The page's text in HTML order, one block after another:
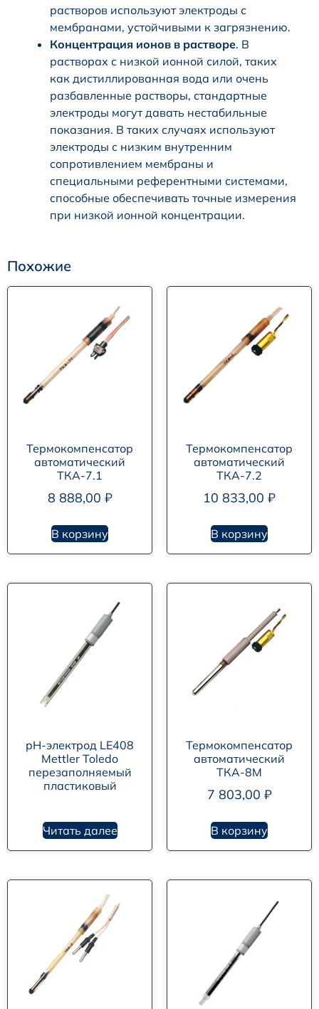
растворов используют электроды с
мембранами, устойчивыми к загрязнению.
Концентрация ионов в растворе. В
растворах с низкой ионной силой, таких
как дистиллированная вода или очень
разбавленные растворы, стандартные
электроды могут давать нестабильные
показания. В таких случаях используют
электроды с низким внутренним
сопротивлением мембраны и
специальными референтными системами,
способные обеспечивать точные измерения
при низкой ионной концентрации.
Похожие
Термокомпенсатор
автоматический
ТКА-7.1
8 888,00 ₽
В корзину
Термокомпенсатор
автоматический
ТКА-7.2
10 833,00 ₽
В корзину
pH-электрод LE408
Mettler Toledo
перезаполняемый
пластиковый
Читать далее
Термокомпенсатор
автоматический
ТКА-8М
7 803,00 ₽
В корзину